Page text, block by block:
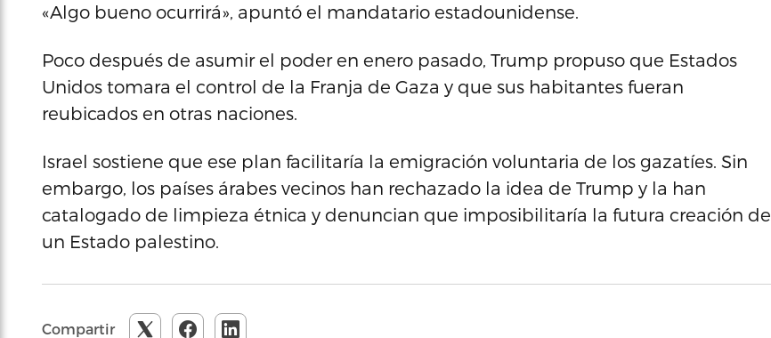
«Algo bueno ocurrirá», apuntó el mandatario estadounidense.
Poco después de asumir el poder en enero pasado, Trump propuso que Estados
Unidos tomara el control de la Franja de Gaza y que sus habitantes fueran
reubicados en otras naciones.
Israel sostiene que ese plan facilitaría la emigración voluntaria de los gazatíes. Sin
embargo, los países árabes vecinos han rechazado la idea de Trump y la han
catalogado de limpieza étnica y denuncian que imposibilitaría la futura creación de
un Estado palestino.
Compartir